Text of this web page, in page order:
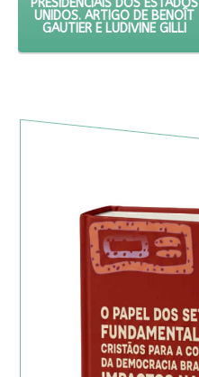
PRESIDENCIAIS DOS ESTADOS
UNIDOS. ARTIGO DE BENOÎT
GAUTIER E LUDIVINE GILLI